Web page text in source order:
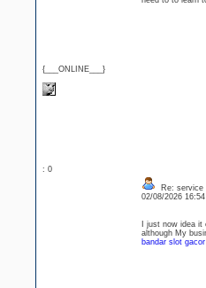
{___ONLINE___}
: 0
Re: service
02/08/2026
I just now idea
although My
bandar slot gacor